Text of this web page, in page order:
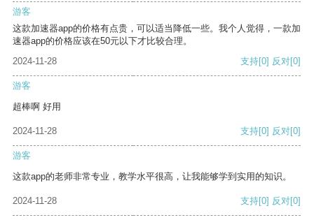
游客
这款加速器app的价格有点贵，可以适当降低一些。我个人觉得，一款加
速器app的价格应该在50元以下才比较合理。
2024-11-28
支持[0] 反对[0]
游客
超棒啊 好用
2024-11-28 支持[0] 反对[0]
游客
这款app的老师非常专业，教学水平很高，让我能够学到实用的知识。
2024-11-28 支持[0] 反对[0]